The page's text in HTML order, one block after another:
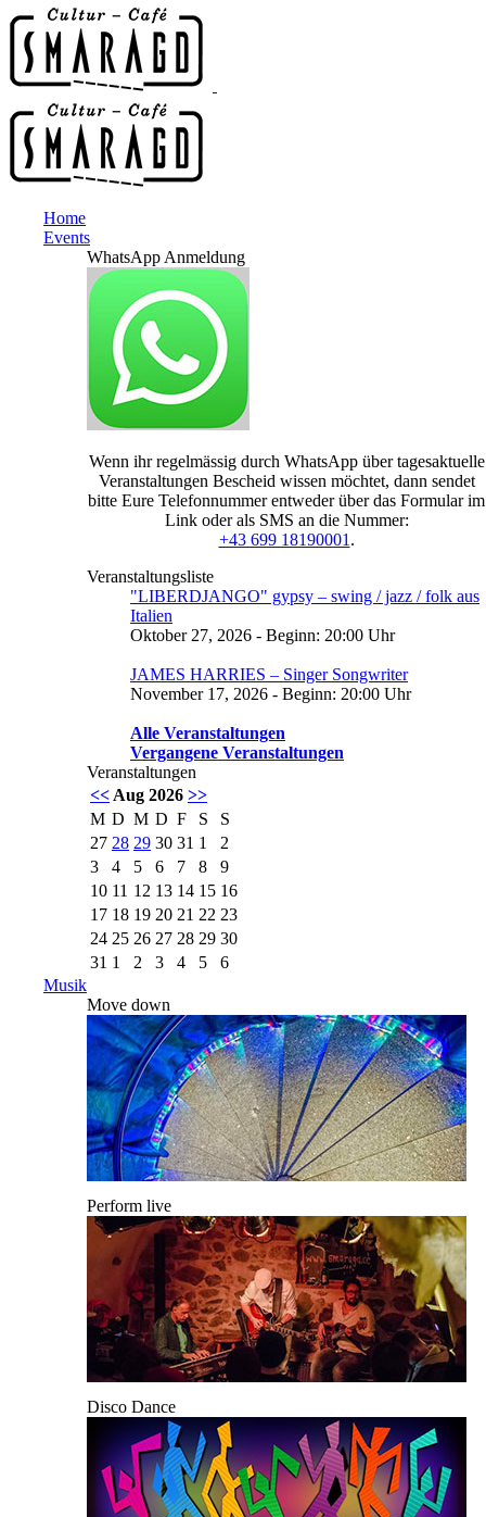
Home
Events
WhatsApp Anmeldung
Wenn ihr regelmässig durch WhatsApp über tagesaktuelle
Veranstaltungen Bescheid wissen möchtet, dann sendet
bitte Eure Telefonnummer entweder über das Formular im
Link oder als SMS an die Nummer:
+43 699 18190001 .
Veranstaltungsliste
"LIBERDJANGO" gypsy – swing / jazz / folk aus
Italien
Oktober 27, 2026 - Beginn: 20:00 Uhr
JAMES HARRIES – Singer Songwriter
November 17, 2026 - Beginn: 20:00 Uhr
Alle Veranstaltungen
Vergangene Veranstaltungen
Veranstaltungen
<< Aug 2026 >>
M D M D F S
S
27 28 29 30 31 1
2
3
4 5 6 7 8
9
10 11 12 13 14 15 16
17 18 19 20 21 22 23
24 25 26 27 28 29 30
31 1 2 3 4 5
6
Musik
Move down
Perform live
Disco Dance